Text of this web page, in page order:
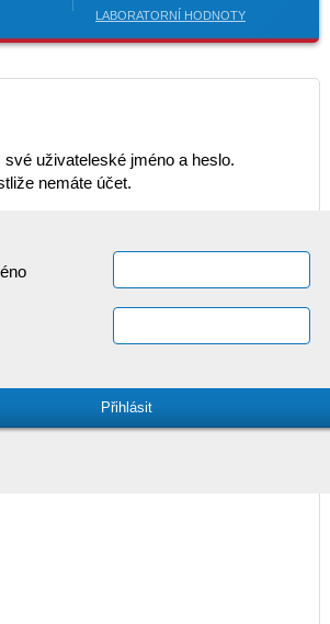
LABORATORNÍ HODNOTY
uživateleské jméno a heslo.
nemáte účet.